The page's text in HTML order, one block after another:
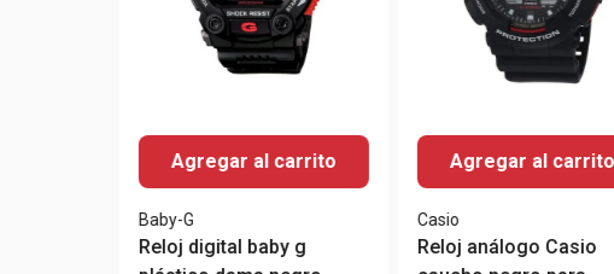
Agregar al carrito
Baby-G
Reloj digital baby g
Agregar al carrito
Casio
Reloj análogo Casio